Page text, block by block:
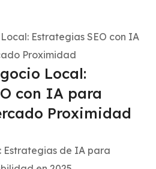
Local:
con IA para
Proximidad